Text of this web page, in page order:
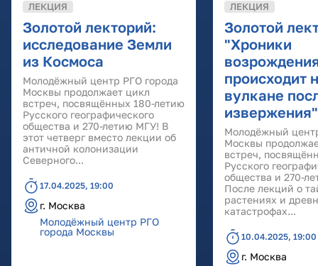
ЛЕКЦИЯ
Золотой лекторий:
исследование Земли
из Космоса
Молодёжный центр РГО города
Москвы продолжает цикл
встреч, посвящённых 180-летию
Русского географического
общества и 270-летию МГУ! В
этот четверг вместо лекции об
античной колонизации
Северного...
17.04.2025, 19:00
г. Москва
Молодёжный центр РГО
города Москвы
ЛЕКЦИЯ
Золотой
"Хроники
происходит
вулкане
извержения"
Молодёжный
Москвы
встреч,
Русского
общества и 270-
После лекций о
растениях и
катастрофах...
10.04.2025, 19:00
г. Москва